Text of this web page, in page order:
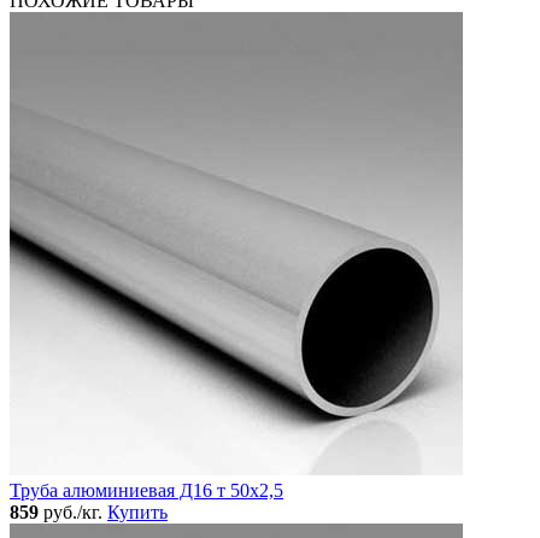
Труба алюминиевая Д16 т 50х2,5
859 руб./кг. Купить